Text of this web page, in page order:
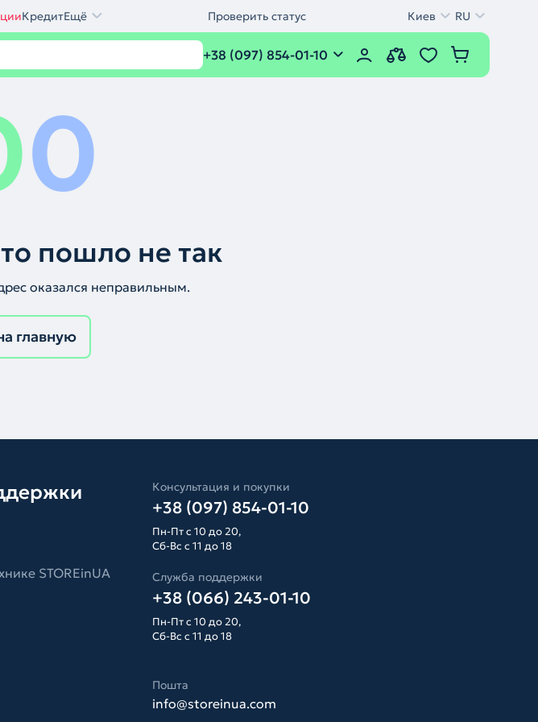
КредитЕщё Проверить статус Киев RU
+38 (097) 854-01-10
0
пошло не так
оказался неправильным.
главную
STOREinUA
Консультация и покупки
+38 (097) 854-01-10
Пн-Пт с 10 до 20,
Сб-Вс с 11 до 18
Служба поддержки
+38 (066) 243-01-10
Пн-Пт с 10 до 20,
Сб-Вс с 11 до 18
Пошта
info@storeinua.com